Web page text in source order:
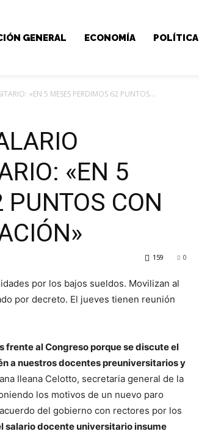
GENERAL ECONOMÍA POLÍTICA
«EN 5 MESES PERDIMOS 62 PUNTOS...
«EN 5
CON
0
159
por los bajos sueldos. Movilizan al
por decreto. El jueves tienen reunión
frente al Congreso porque se discute el
a nuestros docentes preuniversitarios y
Ileana Celotto, secretaria general de la
los motivos de un nuevo paro
del gobierno con rectores por los
salario docente universitario insume